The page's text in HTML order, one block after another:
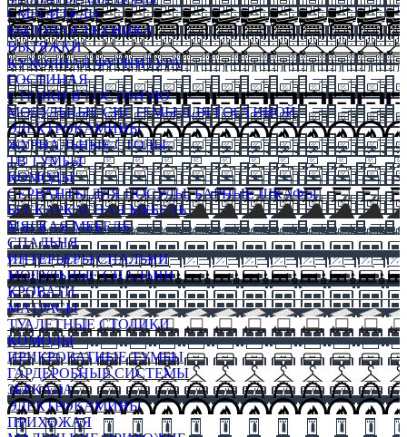
СМЕСИТЕЛИ
БЫТОВАЯ ТЕХНИКА
ВЫТЯЖКИ
КУХОННАЯ ФУРНИТУРА
ГОСТИНАЯ
СТЕНКИ В ГОСТИНУЮ
МОДУЛЬНЫЕ СИСТЕМЫ ДЛЯ ГОСТИНОЙ
ЭЛЕКТРОКАМИНЫ
ЖУРНАЛЬНЫЕ СТОЛЫ
ТВ ТУМБЫ
КОМОДЫ
СЕРВАНТЫ ДЛЯ ПОСУДЫ, БАРНЫЕ ШКАФЫ
БЕСКАРКАСНАЯ МЕБЕЛЬ
МЯГКАЯ МЕБЕЛЬ
СПАЛЬНЯ
ИНТЕРЬЕРЫ СПАЛЬНИ
МОДУЛЬНЫЕ СПАЛЬНИ
КРОВАТИ
МАТРАСЫ
ТУАЛЕТНЫЕ СТОЛИКИ
КОМОДЫ
ПРИКРОВАТНЫЕ ТУМБЫ
ГАРДЕРОБНЫЕ СИСТЕМЫ
ЗЕРКАЛА
ЭЛЕКТРОКАМИНЫ
ПРИХОЖАЯ